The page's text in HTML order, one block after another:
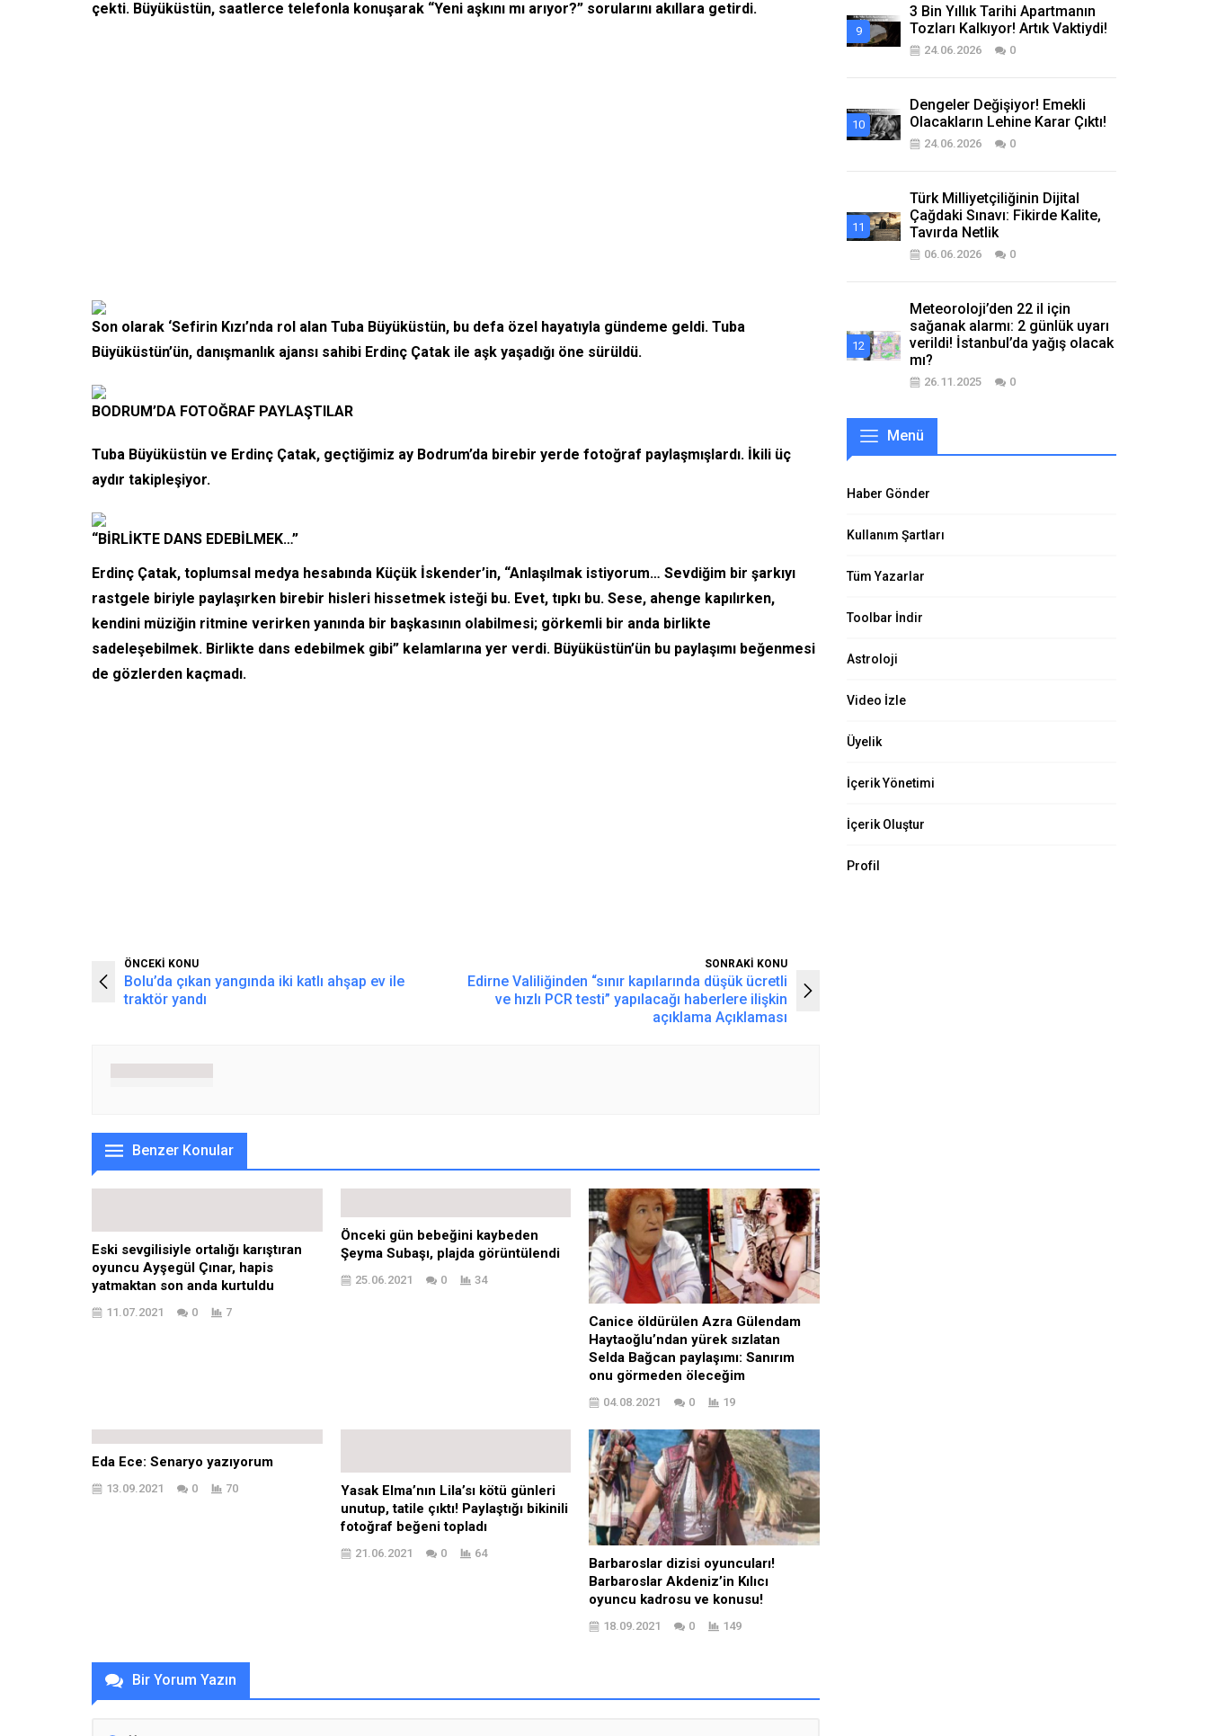
çekti. Büyüküstün, saatlerce telefonla konuşarak “Yeni aşkını mı arıyor?” sorularını akıllara getirdi.
Son olarak ‘Sefirin Kızı’nda rol alan Tuba Büyüküstün, bu defa özel hayatıyla gündeme geldi. Tuba
Büyüküstün’ün, danışmanlık ajansı sahibi Erdinç Çatak ile aşk yaşadığı öne sürüldü.
BODRUM’DA FOTOĞRAF PAYLAŞTILAR
Tuba Büyüküstün ve Erdinç Çatak, geçtiğimiz ay Bodrum’da birebir yerde fotoğraf paylaşmışlardı. İkili üç
aydır takipleşiyor.
“BİRLİKTE DANS EDEBİLMEK…”
Erdinç Çatak, toplumsal medya hesabında Küçük İskender’in, “Anlaşılmak istiyorum… Sevdiğim bir şarkıyı
rastgele biriyle paylaşırken birebir hisleri hissetmek isteği bu. Evet, tıpkı bu. Sese, ahenge kapılırken,
kendini müziğin ritmine verirken yanında bir başkasının olabilmesi; görkemli bir anda birlikte
sadeleşebilmek. Birlikte dans edebilmek gibi” kelamlarına yer verdi. Büyüküstün’ün bu paylaşımı beğenmesi
de gözlerden kaçmadı.
ÖNCEKİ KONU
Bolu’da çıkan yangında iki katlı ahşap ev ile
traktör yandı
SONRAKİ KONU
Edirne Valiliğinden “sınır kapılarında düşük ücretli
ve hızlı PCR testi” yapılacağı haberlere ilişkin
açıklama Açıklaması
Benzer Konular
Eski sevgilisiyle ortalığı karıştıran
oyuncu Ayşegül Çınar, hapis
yatmaktan son anda kurtuldu
11.07.2021 0 7
Önceki gün bebeğini kaybeden
Şeyma Subaşı, plajda görüntülendi
25.06.2021 0 34
Canice öldürülen Azra Gülendam
Haytaoğlu’ndan yürek sızlatan
Selda Bağcan paylaşımı: Sanırım
onu görmeden öleceğim
04.08.2021 0 19
Eda Ece: Senaryo yazıyorum
13.09.2021 0 70
Yasak Elma’nın Lila’sı kötü günleri
unutup, tatile çıktı! Paylaştığı bikinili
fotoğraf beğeni topladı
21.06.2021 0 64
Barbaroslar dizisi oyuncuları!
Barbaroslar Akdeniz’in Kılıcı
oyuncu kadrosu ve konusu!
18.09.2021 0 149
Bir Yorum Yazın
3 Bin Yıllık Tarihi Apartmanın
Tozları Kalkıyor! Artık Vaktiydi!
24.06.2026 0
Dengeler Değişiyor! Emekli
Olacakların Lehine Karar Çıktı!
24.06.2026 0
Türk Milliyetçiliğinin Dijital
Çağdaki Sınavı: Fikirde Kalite,
Tavırda Netlik
06.06.2026 0
Meteoroloji’den 22 il için
sağanak alarmı: 2 günlük uyarı
verildi! İstanbul’da yağış olacak
mı?
26.11.2025 0
Menü
Haber Gönder
Kullanım Şartları
Tüm Yazarlar
Toolbar İndir
Astroloji
Video İzle
Üyelik
İçerik Yönetimi
İçerik Oluştur
Profil